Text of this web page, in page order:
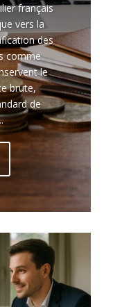
français
vers la
des
comme
le
brute,
de